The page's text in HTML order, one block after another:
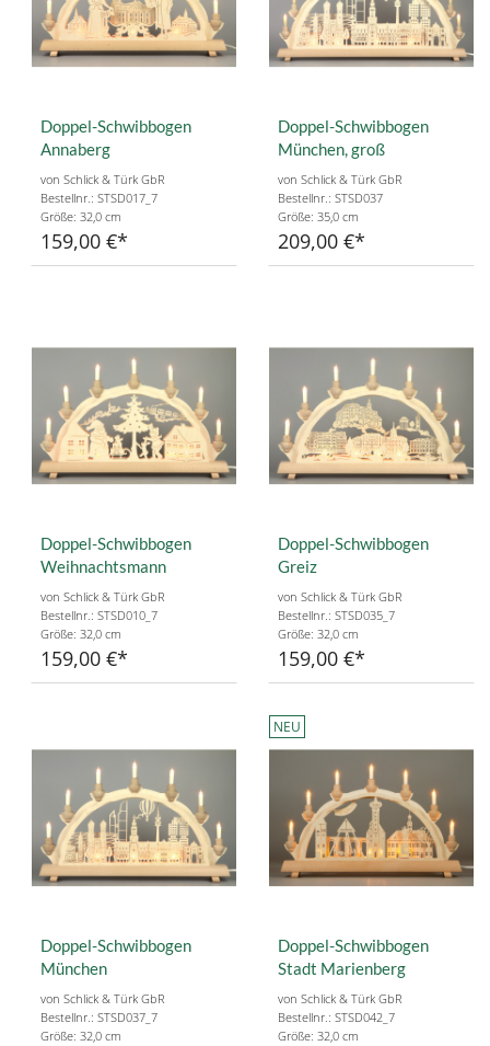
Doppel-Schwibbogen
Annaberg
von Schlick & Türk GbR
Bestellnr.: STSD017_7
Größe: 32,0 cm
159,00 €
Doppel-Schwibbogen
München, groß
von Schlick & Türk GbR
Bestellnr.: STSD037
Größe: 35,0 cm
209,00 €
Doppel-Schwibbogen
Weihnachtsmann
von Schlick & Türk GbR
Bestellnr.: STSD010_7
Größe: 32,0 cm
159,00 €
Doppel-Schwibbogen
Greiz
von Schlick & Türk GbR
Bestellnr.: STSD035_7
Größe: 32,0 cm
159,00 €
Doppel-Schwibbogen
München
von Schlick & Türk GbR
Bestellnr.: STSD037_7
Größe: 32,0 cm
NEU
Doppel-Schwibbogen
Stadt Marienberg
von Schlick & Türk GbR
Bestellnr.: STSD042_7
Größe: 32,0 cm